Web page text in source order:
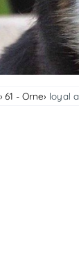
61 - Orne loyal